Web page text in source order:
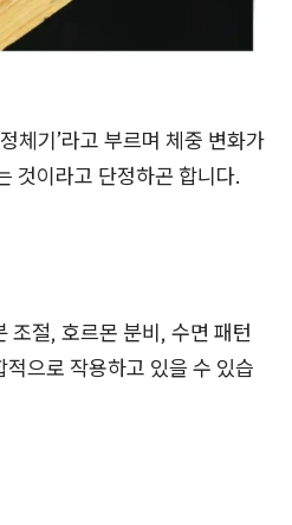
체기’라고 부르며 체중 변화가
것이라고 단정하곤 합니다.
조절, 호르몬 분비, 수면 패턴
으로 작용하고 있을 수 있습